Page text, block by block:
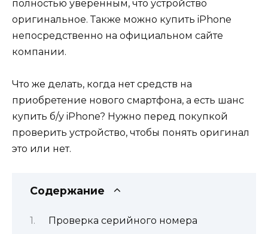
полностью уверенным, что устройство
оригинальное. Также можно купить iPhone
непосредственно на официальном сайте
компании.
Что же делать, когда нет средств на
приобретение нового смартфона, а есть шанс
купить б/у iPhone? Нужно перед покупкой
проверить устройство, чтобы понять оригинал
это или нет.
Содержание
Проверка серийного номера